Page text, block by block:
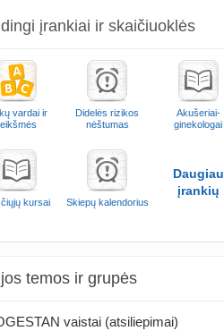
įrankiai ir skaičiuoklės
vardai ir
Didelės rizikos
nėštumas
Akušeriai-
ginekologai
kursai Skiepų kalendorius
Daugiau
įrankių
temos ir grupės
vaistai (atsiliepimai)